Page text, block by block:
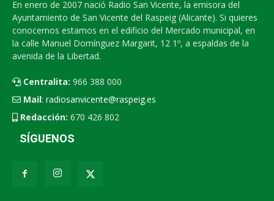
En enero de 2007 nació Radio San Vicente, la emisora del
Ayuntamiento de San Vicente del Raspeig (Alicante). Si quieres
conocernos estamos en el edificio del Mercado municipal, en
la calle Manuel Domínguez Margarit, 12 1º, a espaldas de la
avenida de la Libertad.
Centralita: 966 388 000
Mail: radiosanvicente@raspeig.es
Redacción: 670 426 802
SÍGUENOS